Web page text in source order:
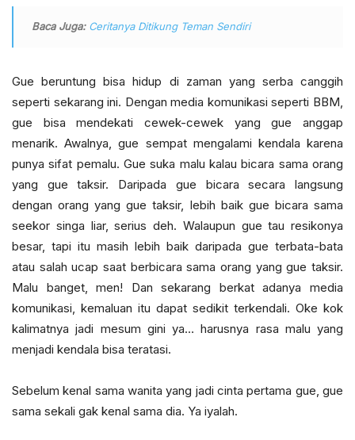
Baca Juga: Ceritanya Ditikung Teman Sendiri
Gue beruntung bisa hidup di zaman yang serba canggih
seperti sekarang ini. Dengan media komunikasi seperti BBM,
gue bisa mendekati cewek-cewek yang gue anggap
menarik. Awalnya, gue sempat mengalami kendala karena
punya sifat pemalu. Gue suka malu kalau bicara sama orang
yang gue taksir. Daripada gue bicara secara langsung
dengan orang yang gue taksir, lebih baik gue bicara sama
seekor singa liar, serius deh. Walaupun gue tau resikonya
besar, tapi itu masih lebih baik daripada gue terbata-bata
atau salah ucap saat berbicara sama orang yang gue taksir.
Malu banget, men! Dan sekarang berkat adanya media
komunikasi, kemaluan itu dapat sedikit terkendali. Oke kok
kalimatnya jadi mesum gini ya… harusnya rasa malu yang
menjadi kendala bisa teratasi.
Sebelum kenal sama wanita yang jadi cinta pertama gue, gue
sama sekali gak kenal sama dia. Ya iyalah.